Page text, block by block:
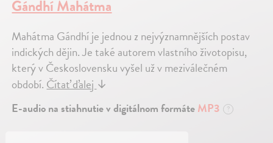
Gándhí Mahátma
Mahátma Gándhí je jednou z nejvýznamnějších postav
indických dějin. Je také autorem vlastního životopisu,
který v Československu vyšel už v meziválečném
období.Čítať ďalej↓
E-audio na stiahnutie v digitálnom formáteMP3 ?